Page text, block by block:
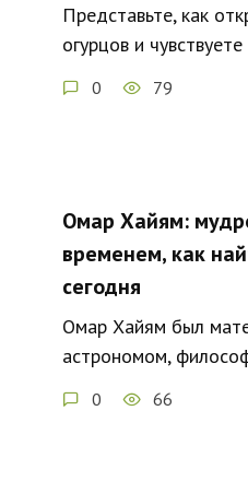
Представьте, как
огурцов и чувствуете
0 79
Омар Хайям:
временем, как
сегодня
Омар Хайям был
астрономом,
0 66